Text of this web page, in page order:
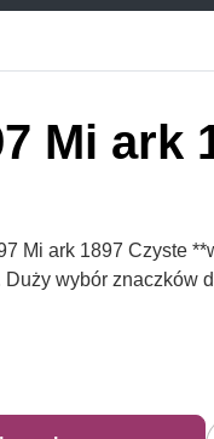
Mi ark
Mi ark 1897 Czyste
wybór znaczków